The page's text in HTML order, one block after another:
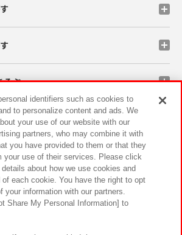
そぶ
ペーン
サステナビリティ サイトポリシー
ー ウェブアクセシビリティ方針と検証結果
とともに
identifiers such as cookies to
to personalize content and ads. We
your use of our website with our
partners, who may combine it with
you have provided to them or that they
your use of their services. Please click
about how we use cookies and
of each cookie. You have the right to opt
your information with our partners.
Share My Personal Information] to